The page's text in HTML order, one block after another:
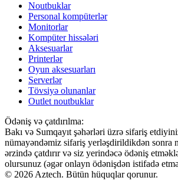
Noutbuklar
Personal kompüterlər
Monitorlar
Kompüter hissələri
Aksesuarlar
Printerlər
Oyun aksesuarları
Serverlər
Tövsiyə olunanlar
Outlet noutbuklar
Ödəniş və çatdırılma:
Bakı və Sumqayıt şəhərləri üzrə sifariş
nümayəndəmiz sifariş yerləşdirildikdən sonra
ərzində çatdırır və siz yerindəcə ödəniş
olursunuz (əgər onlayn ödənişdən istifadə
© 2026 Aztech. Bütün hüquqlar qorunur.